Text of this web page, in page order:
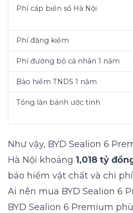
Phí cấp biển số Hà Nội
Phí đăng kiểm
Phí đường bộ cá nhân 1 năm
Bảo hiểm TNDS 1 năm
Tổng lăn bánh ước tính
Như vậy, BYD Sealion 6
Hà Nội khoảng 1,018 tỷ
bảo hiểm vật chất và chi
Ai nên mua BYD Sealion 6
BYD Sealion 6 Premium